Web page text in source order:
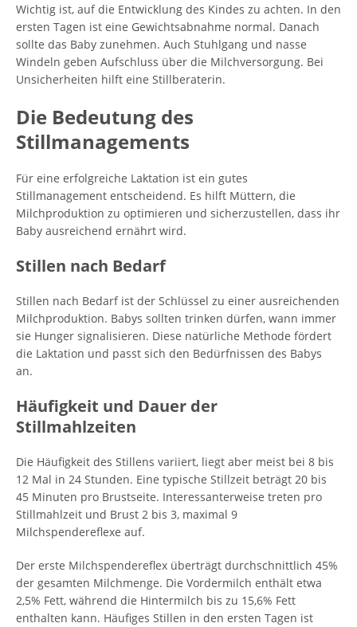
Wichtig ist, auf die Entwicklung des Kindes zu achten. In den
ersten Tagen ist eine Gewichtsabnahme normal. Danach
sollte das Baby zunehmen. Auch Stuhlgang und nasse
Windeln geben Aufschluss über die Milchversorgung. Bei
Unsicherheiten hilft eine Stillberaterin.
Die Bedeutung des
Stillmanagements
Für eine erfolgreiche Laktation ist ein gutes
Stillmanagement entscheidend. Es hilft Müttern, die
Milchproduktion zu optimieren und sicherzustellen, dass ihr
Baby ausreichend ernährt wird.
Stillen nach Bedarf
Stillen nach Bedarf ist der Schlüssel zu einer ausreichenden
Milchproduktion. Babys sollten trinken dürfen, wann immer
sie Hunger signalisieren. Diese natürliche Methode fördert
die Laktation und passt sich den Bedürfnissen des Babys
an.
Häufigkeit und Dauer der
Stillmahlzeiten
Die Häufigkeit des Stillens variiert, liegt aber meist bei 8 bis
12 Mal in 24 Stunden. Eine typische Stillzeit beträgt 20 bis
45 Minuten pro Brustseite. Interessanterweise treten pro
Stillmahlzeit und Brust 2 bis 3, maximal 9
Milchspendereflexe auf.
Der erste Milchspendereflex überträgt durchschnittlich 45%
der gesamten Milchmenge. Die Vordermilch enthält etwa
2,5% Fett, während die Hintermilch bis zu 15,6% Fett
enthalten kann. Häufiges Stillen in den ersten Tagen ist